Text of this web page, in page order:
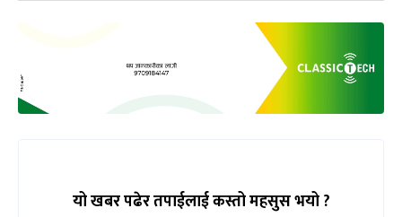
यो खबर पढेर तपाईलाई कस्तो महसुस भयो ?